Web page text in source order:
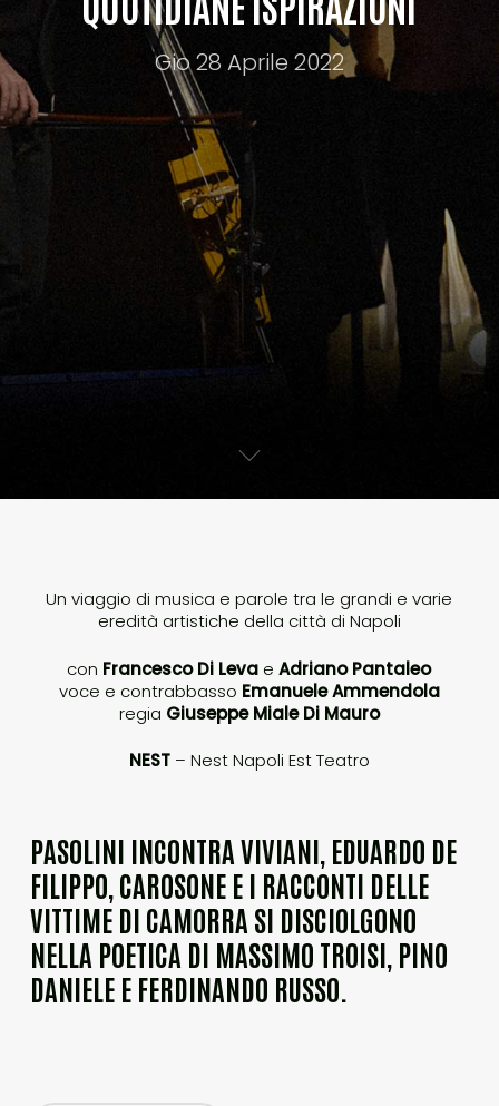
Gio 28 Aprile 2022
Un viaggio di musica e parole tra le grandi e varie
eredità artistiche della città di Napoli
con Francesco Di Leva eAdriano Pantaleo
voce e contrabbasso Emanuele Ammendola
regia Giuseppe Miale Di Mauro
NEST– Nest Napoli Est Teatro
PASOLINI INCONTRA VIVIANI, EDUARDO DE
FILIPPO, CAROSONE E I RACCONTI DELLE
VITTIME DI CAMORRA SI DISCIOLGONO
NELLA POETICA DI MASSIMO TROISI, PINO
DANIELE E FERDINANDO RUSSO.